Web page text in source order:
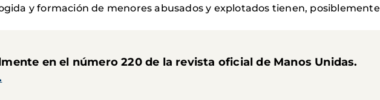
y formación de menores abusados y explotados tienen,
en el número 220 de la revista oficial de Manos Unidas.